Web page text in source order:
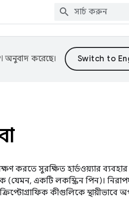
অনুবাদ করেছে।
করতে সুরক্ষিত হার্ডওয়্যার
(যেমন, একটি লকস্ক্রিন পিন)।
কীগুলিকে স্থায়ীভাবে